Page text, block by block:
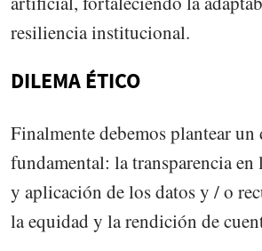
resiliencia institucional.
DILEMA ÉTICO
Finalmente debemos plantear
fundamental: la transparencia
y aplicación de los datos y / o
la equidad y la rendición de